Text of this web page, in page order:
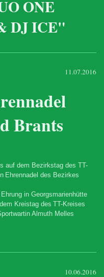
ONE
DJ ICE"
11.07.2016
Brants
auf dem Bezirkstag des TT-
Ehrennadel des Bezirkes
in Georgsmarienhütte
Kreistag des TT-Kreises
Almuth Melles
10.06.2016